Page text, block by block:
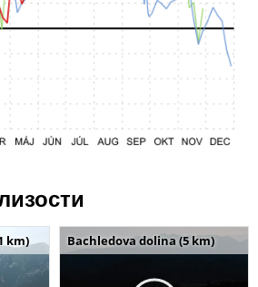
km) Bachledova dolina (5 km)